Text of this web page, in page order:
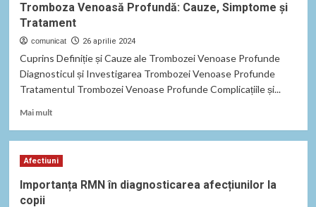
a
Cincea,
Cauze,
Simptome
Tratament
Tromboza Venoasă Profundă: Cauze, Simptome și
Tratament
comunicat 26 aprilie 2024
Cuprins Definiție și Cauze ale Trombozei Venoase Profunde
Diagnosticul și Investigarea Trombozei Venoase Profunde
Tratamentul Trombozei Venoase Profunde Complicațiile și...
Mai multRead
Venoasă
Cauze,
Afectiuni
Importanța RMN în diagnosticarea afecțiunilor la
copii